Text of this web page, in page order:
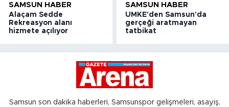
SAMSUN HABER
Alaçam Sedde
Rekreasyon alanı
hizmete açılıyor
SAMSUN HABER
UMKE'den Samsun'da
gerçeği aratmayan
tatbikat
Samsun son dakika haberleri, Samsunspor gelişmeleri, asayiş,